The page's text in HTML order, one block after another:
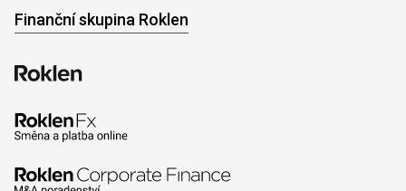
Finanční skupina Roklen